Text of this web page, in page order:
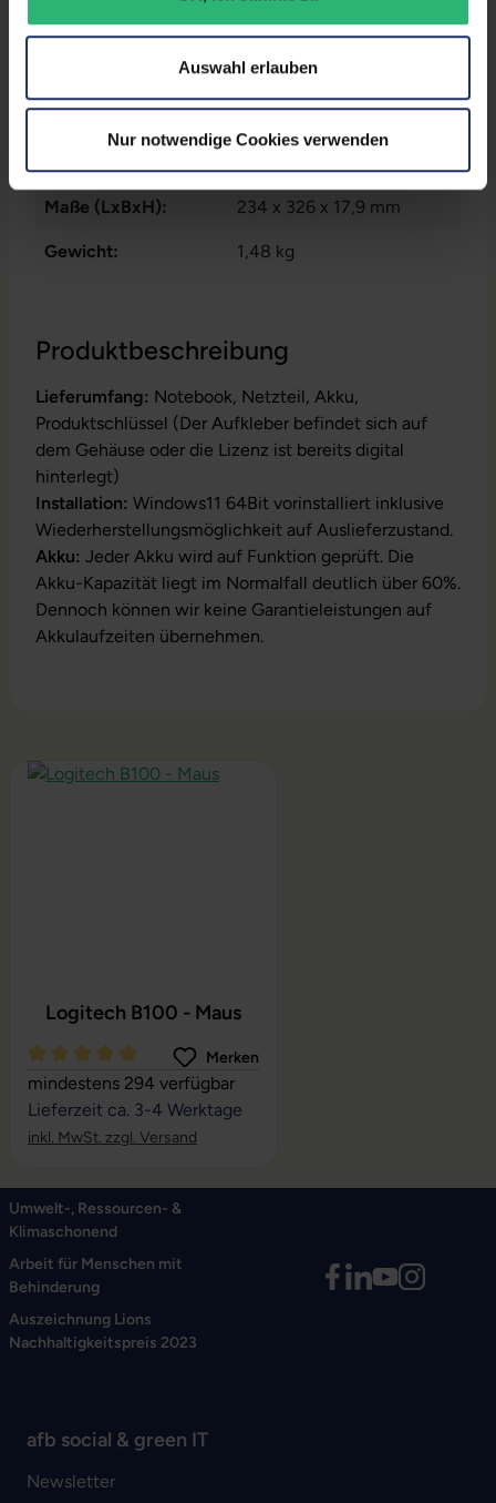
Auswahl erlauben
Nur notwendige Cookies verwenden
Produktbeschreibung
Lieferumfang: Notebook, Netzteil, Akku,
Produktschlüssel (Der Aufkleber befindet sich auf
dem Gehäuse oder die Lizenz ist bereits digital
hinterlegt)
Installation: Windows11 64Bit vorinstalliert inklusive
Wiederherstellungsmöglichkeit auf Auslieferzustand.
Akku: Jeder Akku wird auf Funktion geprüft. Die
Akku-Kapazität liegt im Normalfall deutlich über 60%.
Dennoch können wir keine Garantieleistungen auf
Akkulaufzeiten übernehmen.
Maße (LxBxH): 234 x 326 x 17,9 mm
Gewicht: 1,48 kg
Produktgalerie überspringen
Logitech B100 - Maus
Durchschnittliche Bewertung von 5 von 5 Sternen
Merken
mindestens 294 verfügbar
Lieferzeit ca. 3-4 Werktage
inkl. MwSt. zzgl. Versand
Umwelt-, Ressourcen- &
Klimaschonend
Arbeit für Menschen mit
Behinderung
Auszeichnung Lions
Nachhaltigkeitspreis 2023
afb social & green IT
Newsletter